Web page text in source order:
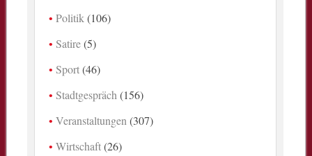
Politik (106)
Satire(5)
Sport(46)
Stadtgespräch (156)
Veranstaltungen (307)
Wirtschaft(26)